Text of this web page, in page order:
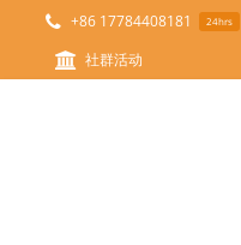
+86 17784408181 24hrs
社群活动